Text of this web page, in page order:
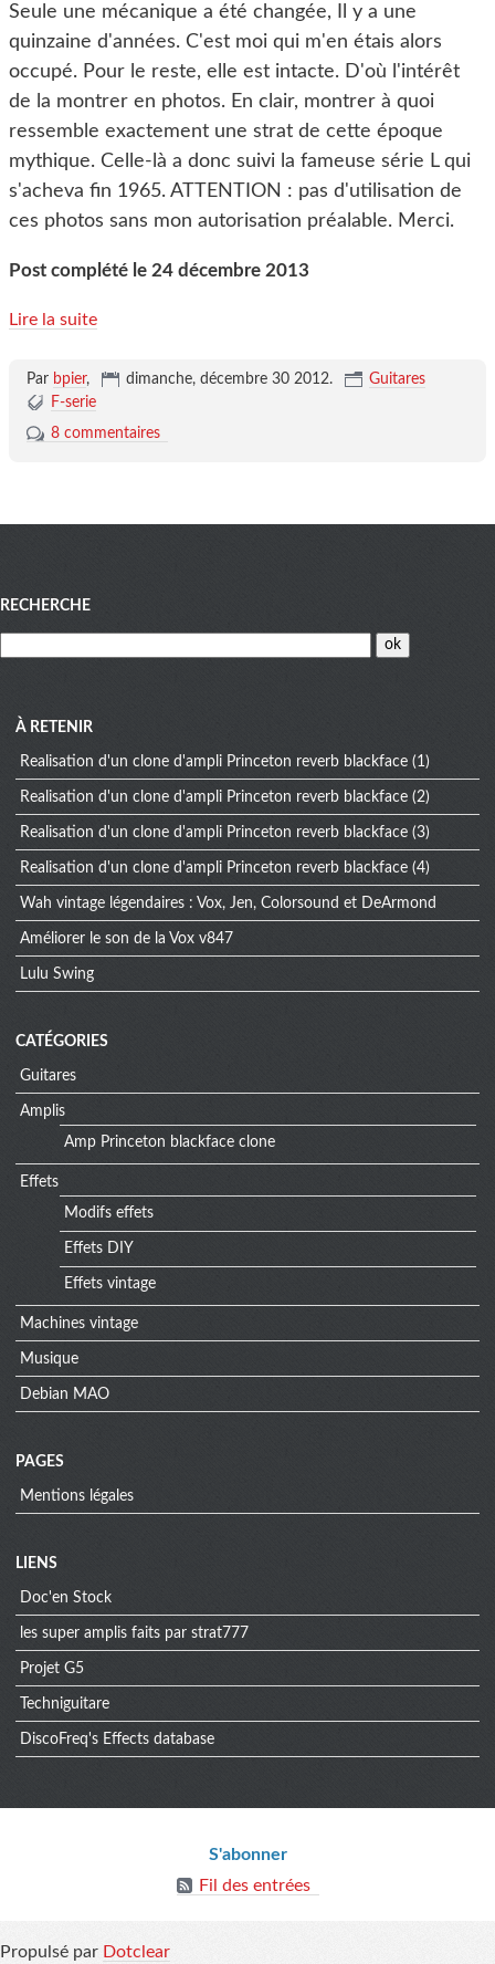
Seule une mécanique a été changée, Il y a une
quinzaine d'années. C'est moi qui m'en étais alors
occupé. Pour le reste, elle est intacte. D'où l'intérêt
de la montrer en photos. En clair, montrer à quoi
ressemble exactement une strat de cette époque
mythique. Celle-là a donc suivi la fameuse série L qui
s'acheva fin 1965. ATTENTION : pas d'utilisation de
ces photos sans mon autorisation préalable. Merci.
Post complété le 24 décembre 2013
Lire la suite
Par bpier, dimanche, décembre 30 2012.
Guitares
F-serie
8 commentaires
Menu
RECHERCHE
À RETENIR
Realisation d'un clone d'ampli Princeton reverb blackface (1)
Realisation d'un clone d'ampli Princeton reverb blackface (2)
Realisation d'un clone d'ampli Princeton reverb blackface (3)
Realisation d'un clone d'ampli Princeton reverb blackface (4)
Wah vintage légendaires : Vox, Jen, Colorsound et DeArmond
Améliorer le son de la Vox v847
Lulu Swing
CATÉGORIES
Guitares
Amplis
Amp Princeton blackface clone
Effets
Modifs effets
Effets DIY
Effets vintage
Machines vintage
Musique
Debian MAO
PAGES
Mentions légales
Menu
extra
LIENS
Doc'en Stock
les super amplis faits par strat777
Projet G5
Techniguitare
DiscoFreq's Effects database
Informations
S'abonner
Fil des entrées
Propulsé par Dotclear